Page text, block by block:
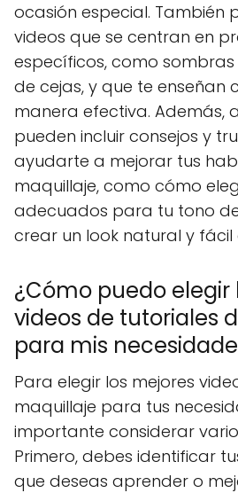
ocasión especial. También
videos que se centran en
específicos, como
de cejas, y que te enseñan
manera efectiva. Además,
pueden incluir consejos y
ayudarte a mejorar tus
maquillaje, como cómo
adecuados para tu tono
crear un look natural y fácil
¿Cómo puedo elegir
videos de tutoriales
para mis
Para elegir los mejores
maquillaje para tus
importante considerar
Primero, debes identificar
que deseas aprender o